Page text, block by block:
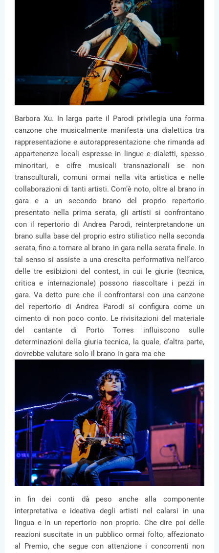
Barbora Xu. In larga parte il Parodi privilegia una forma
canzone che musicalmente manifesta una dialettica tra
rappresentazione e autorappresentazione che rimanda ad
appartenenze locali espresse in lingue e dialetti, spesso
minoritari, e cifre musicali transnazionali se non
transculturali, comuni ormai nella vita artistica e nelle
collaborazioni di tanti artisti. Com’è noto, oltre al brano in
gara e a un secondo brano del proprio repertorio
presentato nella prima serata, gli artisti si confrontano
con il repertorio di Andrea Parodi, reinterpretandone un
brano sulla base del proprio estro stilistico nella seconda
serata, fino a tornare al brano in gara nella serata finale. In
tal senso si assiste a una crescita performativa nell’arco
delle tre esibizioni del contest, in cui le giurie (tecnica,
critica e internazionale) possono riascoltare i pezzi in
gara. Va detto pure che il confrontarsi con una canzone
del repertorio di Andrea Parodi si configura come un
cimento di non poco conto. Le rivisitazioni del materiale
del cantante di Porto Torres influiscono sulle
determinazioni della giuria tecnica, la quale, d’altra parte,
dovrebbe valutare solo il brano in gara ma che
in fin dei conti dà peso anche alla componente
interpretativa e ideativa degli artisti nel calarsi in una
lingua e in un repertorio non proprio. Che dire poi delle
reazioni suscitate in un pubblico ormai folto, affezionato
al Premio, che segue con attenzione i concorrenti non